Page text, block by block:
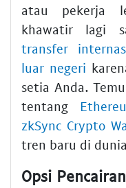
atau pekerja
khawatir lagi
transfer
luar negeri
setia Anda.
tentang
zkSync Crypto
tren baru di
Opsi